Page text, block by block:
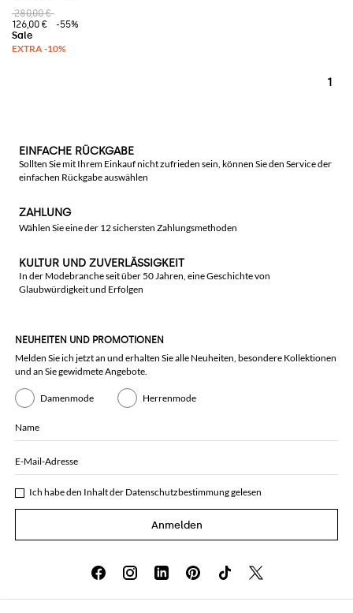
280,00 €
126,00 €
-55%
1
EINFACHE RÜCKGABE
Sollten Sie mit Ihrem Einkauf nicht zufrieden sein, können Sie den Service der
einfachen Rückgabe auswählen
ZAHLUNG
Wählen Sie eine der 12 sichersten Zahlungsmethoden
KULTUR UND ZUVERLÄSSIGKEIT
In der Modebranche seit über 50 Jahren, eine Geschichte von
Glaubwürdigkeit und Erfolgen
NEUHEITEN UND PROMOTIONEN
Melden Sie ich jetzt an und erhalten Sie alle Neuheiten, besondere Kollektionen
und an Sie gewidmete Angebote.
Damenmode Herrenmode
Name
E-Mail-Adresse
Ich habe den Inhalt der Datenschutzbestimmunggelesen
Anmelden